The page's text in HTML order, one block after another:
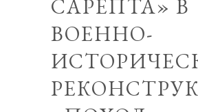
САРЕПТА» В
ВОЕННО-